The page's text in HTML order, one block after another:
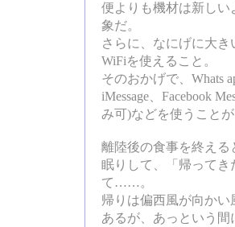
便よりも機材は新し
象だ。
さらに、なにげに大
WiFiを使えること。
そのおかげで、Whats
iMessage、Facebook
み可)などを使うこと
離陸後の食事を終え
眠りして、「帰って
て……。
帰りは偏西風が向か
あるが、あっという